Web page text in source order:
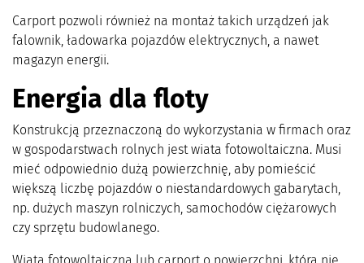
Carport pozwoli również na montaż takich urządzeń jak
falownik, ładowarka pojazdów elektrycznych, a nawet
magazyn energii.
Energia dla floty
Konstrukcją przeznaczoną do wykorzystania w firmach oraz
w gospodarstwach rolnych jest wiata fotowoltaiczna. Musi
mieć odpowiednio dużą powierzchnię, aby pomieścić
większą liczbę pojazdów o niestandardowych gabarytach,
np. dużych maszyn rolniczych, samochodów ciężarowych
czy sprzętu budowlanego.
Wiata fotowoltaiczna lub carport o powierzchni, która nie